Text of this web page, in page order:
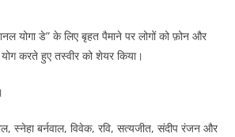
योगा डे” के लिए बृहत पैमाने पर लोगों को फ़ोन और
करते हुए तस्वीर को शेयर किया।
बर्नवाल, विवेक, रवि, सत्यजीत, संदीप रंजन और